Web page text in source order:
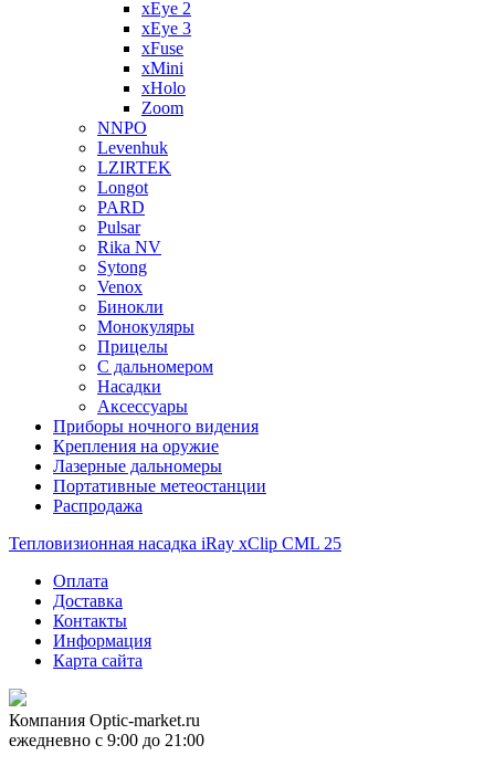
xEye 2
xEye 3
xFuse
xMini
xHolo
Zoom
NNPO
Levenhuk
LZIRTEK
Longot
PARD
Pulsar
Rika NV
Sytong
Venox
Бинокли
Монокуляры
Прицелы
С дальномером
Насадки
Аксессуары
Приборы ночного видения
Крепления на оружие
Лазерные дальномеры
Портативные метеостанции
Распродажа
Тепловизионная насадка iRay xClip CML 25
Оплата
Доставка
Контакты
Информация
Карта сайта
Компания Optic-market.ru
ежедневно с 9:00 до 21:00